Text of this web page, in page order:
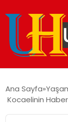
Ana Sayfa
Kocaelinin